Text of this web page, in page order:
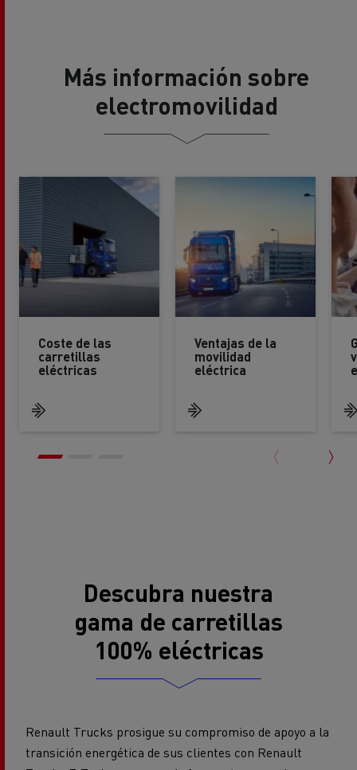
Más información sobre
electromovilidad
Coste de las
carretillas
eléctricas
Ventajas de la
movilidad
eléctrica
Descubra nuestra
gama de carretillas
100% eléctricas
Renault Trucks prosigue su compromiso de apoyo a la
transición energética de sus clientes con Renault